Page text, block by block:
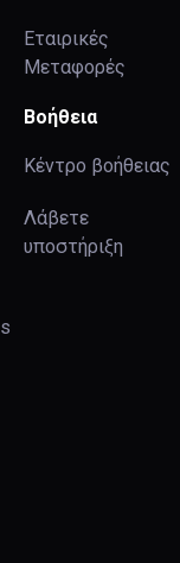
Εταιρικές
Μεταφορές
Βοήθεια
Κέντρο βοήθειας
Λάβετε
υποστήριξη